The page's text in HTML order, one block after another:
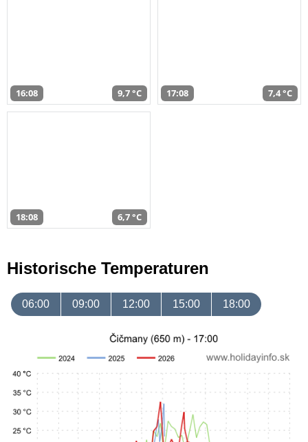
16:08 9,7 °C 17:08 7,4 °C
18:08 6,7 °C
Historische Temperaturen
06:00 09:00 12:00 15:00 18:00